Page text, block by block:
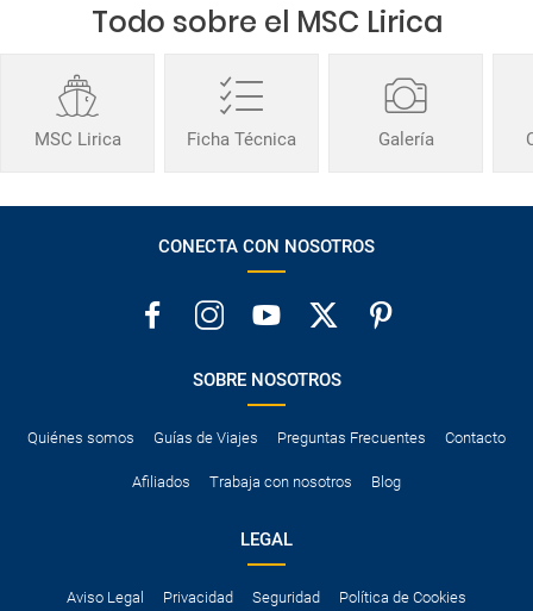
Todo sobre el MSC Lirica
MSC Lirica Ficha Técnica Galería
CONECTA CON NOSOTROS
SOBRE NOSOTROS
Quiénes somos Guías de Viajes Preguntas Frecuentes Contacto
Afiliados Trabaja con nosotros Blog
LEGAL
Aviso Legal Privacidad Seguridad Política de Cookies